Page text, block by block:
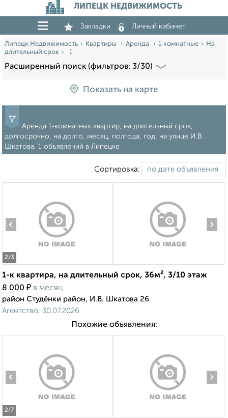
ЛИПЕЦК НЕДВИЖИМОСТЬ
Закладки Личный кабинет
Липецк Недвижимость Квартиры Аренда 1‑комнатные
На
длительный срок
1
Расширенный поиск (фильтров: 3/30)
Показать на карте
Аренда 1‑комнатных квартир, на длительный срок,
долгосрочно, на долго, месяц, полгода, год, на улице И.В.
Шкатова, 1 объявлений в Липецке
Сортировка:
2/3
‹ ›
1-к квартира, на длительный срок, 36м², 3/10 этаж
8 000 ₽ в месяц
район Студёнки район, И.В. Шкатова 26
Агентство, 30.07.2026
Похожие объявления:
2/7
‹ ›